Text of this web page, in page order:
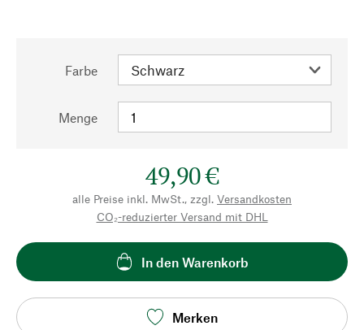
Farbe
Menge
49,90 €
alle Preise inkl. MwSt., zzgl. Versandkosten
CO₂-reduzierter Versand mit DHL
In den Warenkorb
Merken